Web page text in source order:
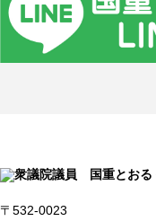
〒532-0023